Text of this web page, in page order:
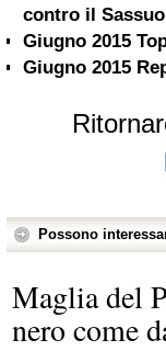
contro il
Giugno 2015
Giugno 2015
Possono
Maglia del
nero come